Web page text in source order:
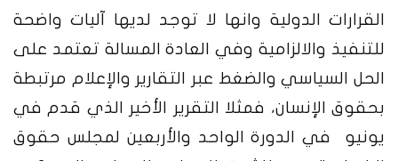
القرارات الدولية وانها لا توجد لديها آليات واضحة
للتنفيذ والالزامية وفي العادة المسالة تعتمد على
الحل السياسي والضغط عبر التقارير والإعلام مرتبطة
بحقوق الإنسان، فمثلا التقرير الأخير الذي قدم في
يونيو في الدورة الواحد والأربعين لمجلس حقوق